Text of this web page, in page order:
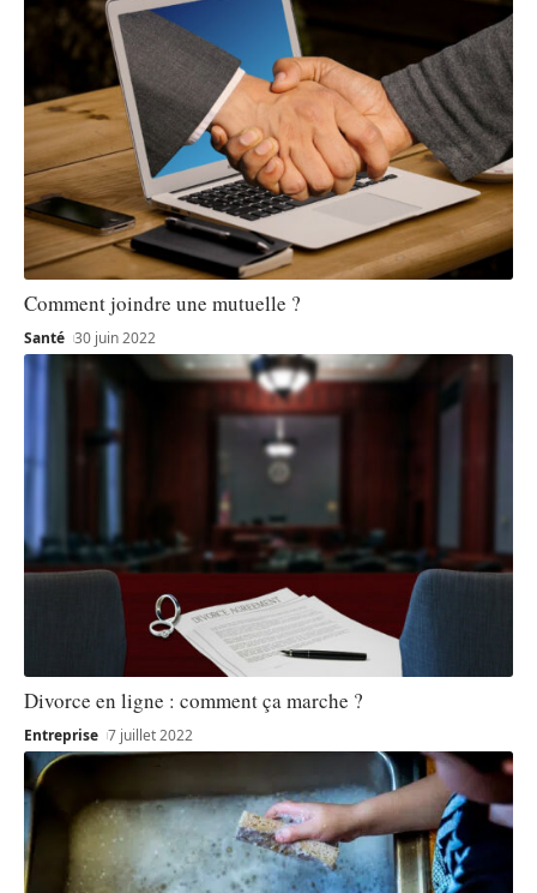
Comment joindre une mutuelle ?
Santé 30 juin 2022
Divorce en ligne : comment ça marche ?
Entreprise 7 juillet 2022